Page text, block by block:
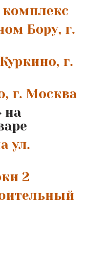
Бору, г.
г.
г. Москва
на
ул.
2